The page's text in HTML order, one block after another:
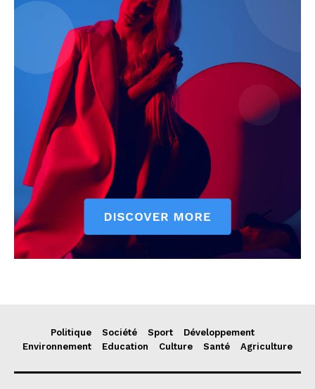
Politique Société Sport
Développement
Environnement
Education Culture Santé Agriculture